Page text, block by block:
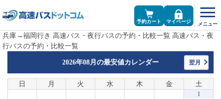
予約カート マイページ
兵庫→福岡行き 高速バス・夜行バスの予約・比較一覧 高速バス・夜
行バスの予約・比較一覧
2026年08月の最安値カレンダー 翌月
日 月 火 水 木 金 土
1